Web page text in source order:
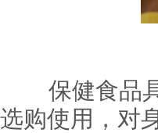
保健食品
选购使用，对